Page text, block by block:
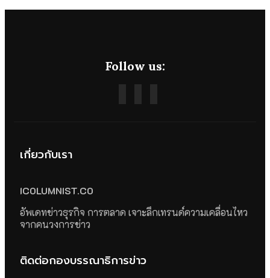
Follow us:
เกี่ยวกับเรา
ICOLUMNIST.CO
อัพเดทข่าวธุรกิจ การตลาด เจาะลึกเทรนด์ความเคลื่อนไหว
จากคนวงการข่าว
ติดต่อกองบรรณาธิการข่าว